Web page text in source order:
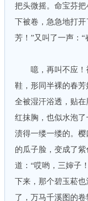
把头微摇。命宝芬
下被卷，急急地打
芳！”又叫了一声：
噫，再叫不应！
鞋，形同半裸的春
全被湿汗浴透，贴
红抹胸，也似水泡
渍得一缕一缕的。
的瓜子脸，变成了
道：“哎哟，三婶子
下来，那个碧玉菘
了，万马千溪图的